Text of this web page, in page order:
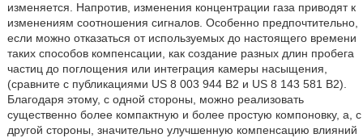
изменяется. Напротив, изменения концентрации газа приводят к
изменениям соотношения сигналов. Особенно предпочтительно,
если можно отказаться от используемых до настоящего времени
таких способов компенсации, как создание разных длин пробега
частиц до поглощения или интеграция камеры насыщения,
(сравните с публикациями US 8 003 944 B2 и US 8 143 581 B2).
Благодаря этому, с одной стороны, можно реализовать
существенно более компактную и более простую компоновку, а, с
другой стороны, значительно улучшенную компенсацию влияний